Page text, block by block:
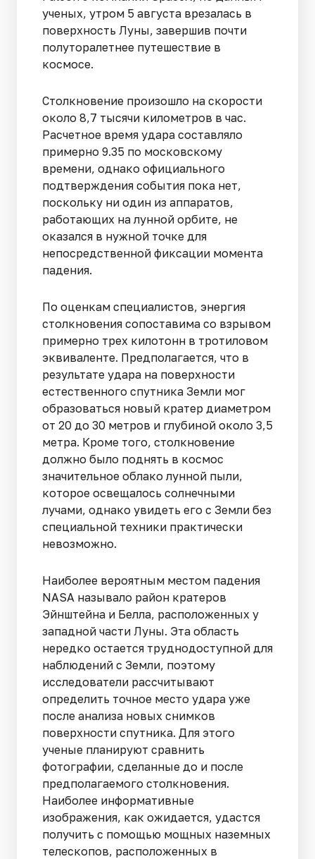
ученых, утром 5 августа врезалась в
поверхность Луны, завершив почти
полуторалетнее путешествие в
космосе.
Столкновение произошло на скорости
около 8,7 тысячи километров в час.
Расчетное время удара составляло
примерно 9.35 по московскому
времени, однако официального
подтверждения события пока нет,
поскольку ни один из аппаратов,
работающих на лунной орбите, не
оказался в нужной точке для
непосредственной фиксации момента
падения.
По оценкам специалистов, энергия
столкновения сопоставима со взрывом
примерно трех килотонн в тротиловом
эквиваленте. Предполагается, что в
результате удара на поверхности
естественного спутника Земли мог
образоваться новый кратер диаметром
от 20 до 30 метров и глубиной около 3,5
метра. Кроме того, столкновение
должно было поднять в космос
значительное облако лунной пыли,
которое освещалось солнечными
лучами, однако увидеть его с Земли без
специальной техники практически
невозможно.
Наиболее вероятным местом падения
NASA называло район кратеров
Эйнштейна и Белла, расположенных у
западной части Луны. Эта область
нередко остается труднодоступной для
наблюдений с Земли, поэтому
исследователи рассчитывают
определить точное место удара уже
после анализа новых снимков
поверхности спутника. Для этого
ученые планируют сравнить
фотографии, сделанные до и после
предполагаемого столкновения.
Наиболее информативные
изображения, как ожидается, удастся
получить с помощью мощных наземных
телескопов, расположенных в